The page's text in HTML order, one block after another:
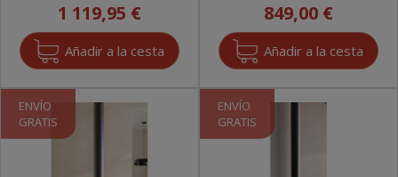
1 119,95 € 849,00 €
ENVÍO
GRATIS
ENVÍO
GRATIS